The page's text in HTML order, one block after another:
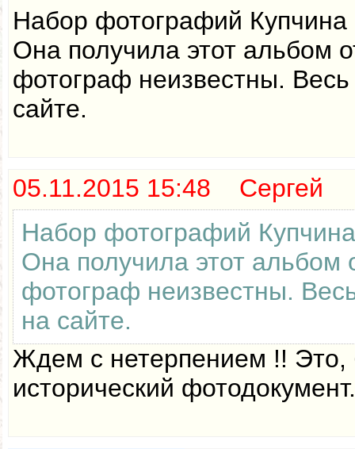
Набор фотографий
Она получила этот альбом
фотограф неизвестны.
сайте.
05.11.2015 15:48 Сергей
Набор фотографий
Она получила этот альбом
фотограф неизвестны.
на сайте.
Ждем с нетерпением !! Это,
исторический фотодокумент.